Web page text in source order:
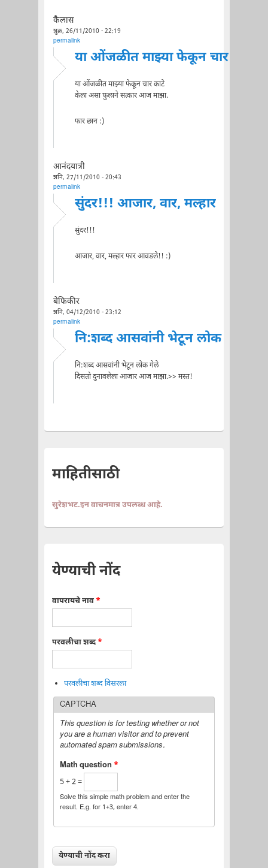
कैलास
शुक्र, 26/11/2010 - 22:19
permalink
या ओंजळीत माझ्या फेकून चार
या ओंजळीत माझ्या फेकून चार काटे
केला असा फुलाने सत्कार आज माझा.
फार छान :)
आनंदयात्री
शनि, 27/11/2010 - 20:43
permalink
सुंदर!!! आजार, वार, मल्हार
सुंदर!!!
आजार, वार, मल्हार फार आवडले!! :)
बेफिकीर
शनि, 04/12/2010 - 23:12
permalink
नि:शब्द आसवांनी भेटून लोक
नि:शब्द आसवांनी भेटून लोक गेले
दिसतो दुनावलेला आजार आज माझा.>> मस्त!
माहितीसाठी
सुरेशभट.इन वाचनमात्र उपलब्ध आहे.
येण्याची नोंद
वापरायचे नाव *
परवलीचा शब्द*
परवलीचा शब्द विसरला
CAPTCHA
This question is for testing whether or not
you are a human visitor and to prevent
automated spam submissions.
Math question *
5 + 2 =
Solve this simple math problem and enter the
result. E.g. for 1+3, enter 4.